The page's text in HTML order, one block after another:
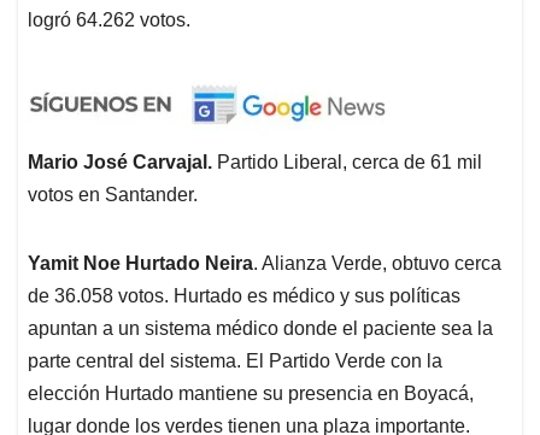
logró 64.262 votos.
Mario José Carvajal. Partido Liberal, cerca de 61 mil
votos en Santander.
Yamit Noe Hurtado Neira. Alianza Verde, obtuvo cerca
de 36.058 votos. Hurtado es médico y sus políticas
apuntan a un sistema médico donde el paciente sea la
parte central del sistema. El Partido Verde con la
elección Hurtado mantiene su presencia en Boyacá,
lugar donde los verdes tienen una plaza importante.